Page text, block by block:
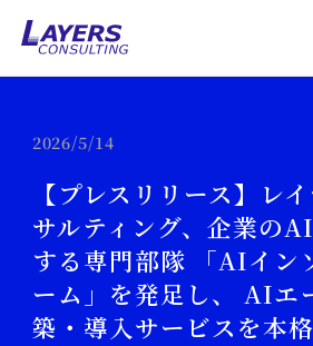
2026/5/14
【プレスリリース】レ
サルティング、企業の
する専門部隊 「AIイン
ーム」を発足し、 AIエ
築・導入サービスを本